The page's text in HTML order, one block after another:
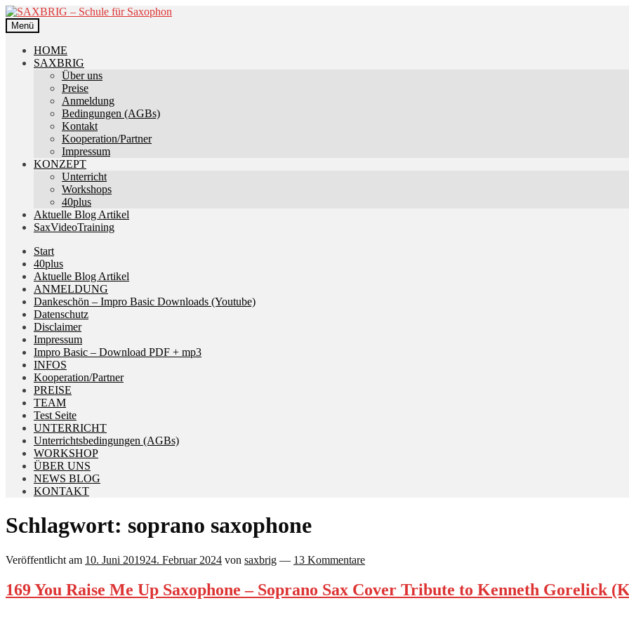
Zur
Navigation
springen
Zum
Inhalt
springen
Menü
HOME
SAXBRIG
Über uns
Preise
Anmeldung
Bedingungen (AGBs)
Kontakt
Kooperation/Partner
Impressum
KONZEPT
Unterricht
Workshops
40plus
Aktuelle Blog Artikel
SaxVideoTraining
Start
40plus
Aktuelle Blog Artikel
ANMELDUNG
Dankeschön – Impro Basic Downloads (Youtube)
Datenschutz
Disclaimer
Impressum
Impro Basic – Download PDF + mp3
INFOS
Kooperation/Partner
PREISE
TEAM
Test Seite
UNTERRICHT
Unterrichtsbedingungen (AGBs)
WORKSHOP
ÜBER UNS
NEWS BLOG
KONTAKT
Schlagwort: soprano saxophone
Veröffentlicht am 10. Juni 201924. Februar 2024 von saxbrig — 13 Kommentare
169 You Raise Me Up Saxophone – Soprano Sax Cover Tribute to Kenneth Gorelick